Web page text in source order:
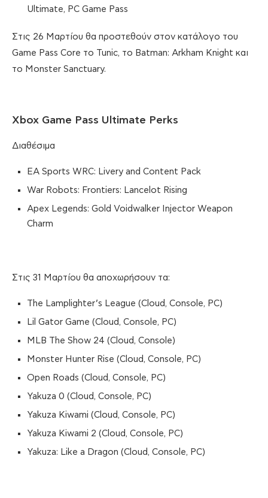
Ultimate, PC Game Pass
Στις 26 Μαρτίου θα προστεθούν στον κατάλογο του
Game Pass Core το Tunic, το Batman: Arkham Knight και
το Monster Sanctuary.
Xbox Game Pass Ultimate Perks
Διαθέσιμα
EA Sports WRC: Livery and Content Pack
War Robots: Frontiers: Lancelot Rising
Apex Legends: Gold Voidwalker Injector Weapon
Charm
Στις 31 Μαρτίου θα αποχωρήσουν τα:
The Lamplighter’s League (Cloud, Console, PC)
Lil Gator Game (Cloud, Console, PC)
MLB The Show 24 (Cloud, Console)
Monster Hunter Rise (Cloud, Console, PC)
Open Roads (Cloud, Console, PC)
Yakuza 0 (Cloud, Console, PC)
Yakuza Kiwami (Cloud, Console, PC)
Yakuza Kiwami 2 (Cloud, Console, PC)
Yakuza: Like a Dragon (Cloud, Console, PC)